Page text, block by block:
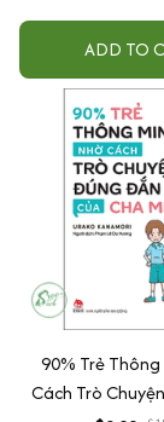
ADD TO
90% Trẻ
Cách Trò